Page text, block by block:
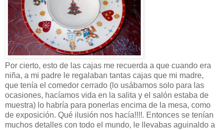
Por cierto, esto de las cajas me recuerda a que cuando era
niña, a mi padre le regalaban tantas cajas que mi madre,
que tenía el comedor cerrado (lo usábamos solo para las
ocasiones, hacíamos vida en la salita y el salón estaba de
muestra) lo habría para ponerlas encima de la mesa, como
de exposición. Qué ilusión nos hacía!!!!. Entonces se tenían
muchos detalles con todo el mundo, le llevabas aguinaldo a